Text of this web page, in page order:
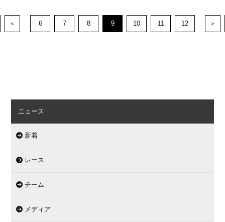
＜ 6 7 8 9 10 11 12 ＞
ニュース
新着
レース
チーム
メディア